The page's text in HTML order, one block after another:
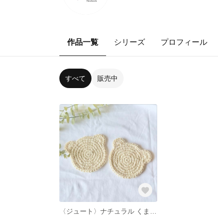
作品一覧 シリーズ プロフィール
すべて 販売中